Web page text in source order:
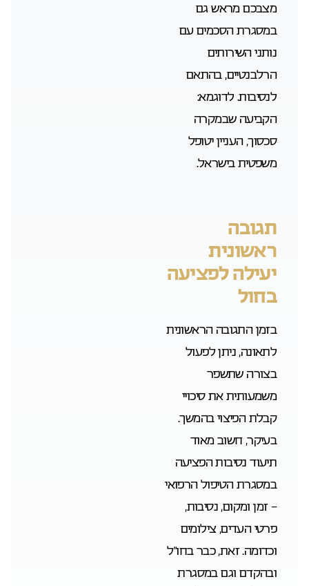
מצבכם מראש גם
במסגרת הסכמים עם
נותני השירותים
הרלבנטיים, בהתאם
לנסיבות. לדוגמא:
הקביעה שבמקרה
סכסוך, העניין יטופל
משפטית בישראל.
תגובה
ראשונית
יעילה לפציעה
בחול
בזמן התגובה הראשונית
לתאונה, ניתן לפעול
בצורה שתשפר
משמעותית את סיכויי
קבלת הפיצוי בהמשך.
בעיקר, חשוב מאוד
תיעוד נסיבות הפציעה
במסגרת הטיפול הרפואי
– זמן ומקום, נסיבות,
פרטי העדים, צילומים
וכדומה. זאת, כבר בחו”ל
ובהקדם וגם במסגרת